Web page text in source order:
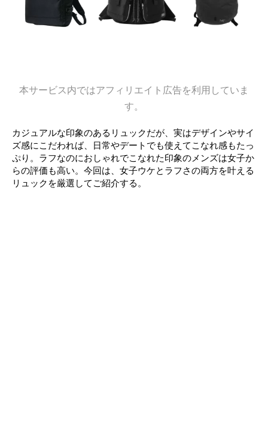
本サービス内ではアフィリエイト広告を利用していま
す。
カジュアルな印象のあるリュックだが、実はデザインやサイ
ズ感にこだわれば、日常やデートでも使えてこなれ感もたっ
ぷり。ラフなのにおしゃれでこなれた印象のメンズは女子か
らの評価も高い。今回は、女子ウケとラフさの両方を叶える
リュックを厳選してご紹介する。